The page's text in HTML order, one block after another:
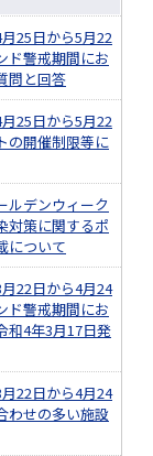
月25日から5月22
ド警戒期間にお
問と回答
月25日から5月22
の開催制限等に
ルデンウィーク
対策に関するポ
について
月22日から4月24
ド警戒期間にお
和4年3月17日発
月22日から4月24
わせの多い施設